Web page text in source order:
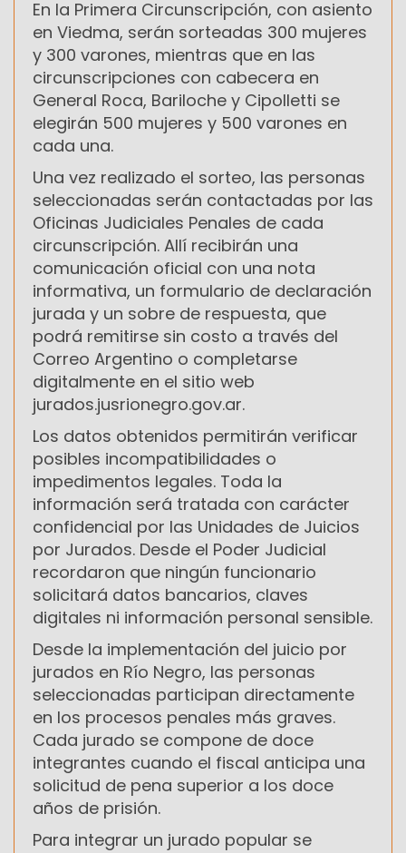
En la Primera Circunscripción, con asiento
en Viedma, serán sorteadas 300 mujeres
y 300 varones, mientras que en las
circunscripciones con cabecera en
General Roca, Bariloche y Cipolletti se
elegirán 500 mujeres y 500 varones en
cada una.
Una vez realizado el sorteo, las personas
seleccionadas serán contactadas por las
Oficinas Judiciales Penales de cada
circunscripción. Allí recibirán una
comunicación oficial con una nota
informativa, un formulario de declaración
jurada y un sobre de respuesta, que
podrá remitirse sin costo a través del
Correo Argentino o completarse
digitalmente en el sitio web
jurados.jusrionegro.gov.ar.
Los datos obtenidos permitirán verificar
posibles incompatibilidades o
impedimentos legales. Toda la
información será tratada con carácter
confidencial por las Unidades de Juicios
por Jurados. Desde el Poder Judicial
recordaron que ningún funcionario
solicitará datos bancarios, claves
digitales ni información personal sensible.
Desde la implementación del juicio por
jurados en Río Negro, las personas
seleccionadas participan directamente
en los procesos penales más graves.
Cada jurado se compone de doce
integrantes cuando el fiscal anticipa una
solicitud de pena superior a los doce
años de prisión.
Para integrar un jurado popular se